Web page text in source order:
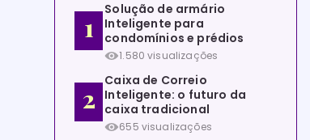
Solução de armário
Inteligente para
condomínios e prédios
1.580 visualizações
Caixa de Correio
Inteligente: o futuro da
caixa tradicional
655 visualizações